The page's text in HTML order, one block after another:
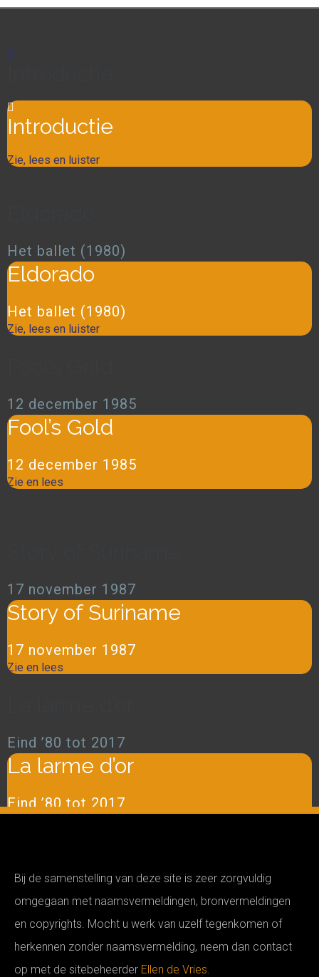
Introductie
Zie, lees en luister
Het ballet (1980)
Eldorado
Het ballet (1980)
Zie, lees en luister
12 december 1985
Fool’s Gold
12 december 1985
Zie en lees
17 november 1987
Story of Suriname
17 november 1987
Zie en lees
Eind ’80 tot 2017
La larme d’or
Eind ’80 tot 2017
Bij de samenstelling van deze site is zeer zorgvuldig
omgegaan met naamsvermeldingen, bronvermeldingen
en copyrights. Mocht u werk van uzelf tegenkomen of
herkennen zonder naamsvermelding, neem dan contact
op met de sitebeheerder Ellen de Vries.